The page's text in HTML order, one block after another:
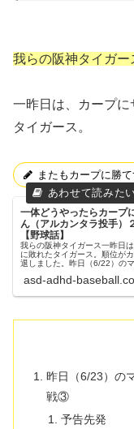
我らの阪神タイガー
一昨日は、カープ
タイガース。
またもカープに勝て
一体どうやったらカープ
ん（アルカンタラ投手）
【野球話】
我らの阪神タイガース一昨日
に敗れたタイガース。順位が
退しました。昨日（6/22）の
の試合が行われま...
asd-adhd-
昨日（6/23）の
戦③
予告先発